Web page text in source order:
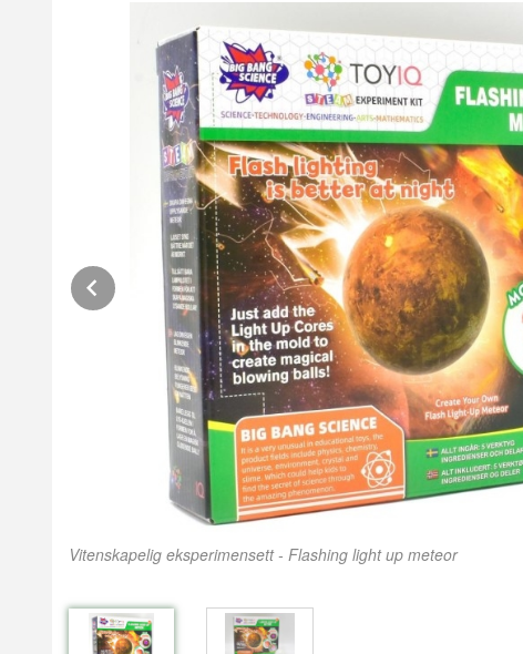
Vitenskapelig eksperimensett - Flashing light up meteor
Prev